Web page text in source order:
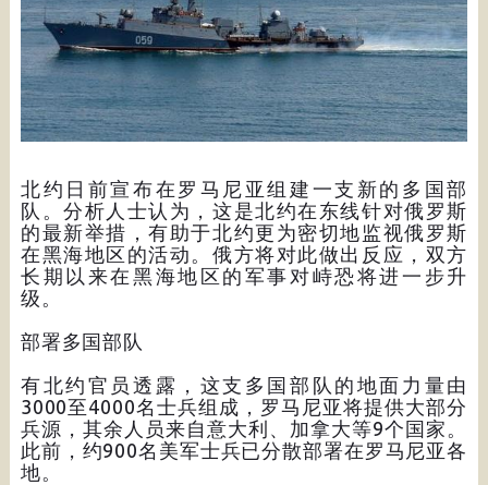
北约日前宣布在罗马尼亚组建一支新的多国部
队。分析人士认为，这是北约在东线针对俄罗斯
的最新举措，有助于北约更为密切地监视俄罗斯
在黑海地区的活动。俄方将对此做出反应，双方
长期以来在黑海地区的军事对峙恐将进一步升
级。
部署多国部队
有北约官员透露，这支多国部队的地面力量由
3000至4000名士兵组成，罗马尼亚将提供大部分
兵源，其余人员来自意大利、加拿大等9个国家。
此前，约900名美军士兵已分散部署在罗马尼亚各
地。